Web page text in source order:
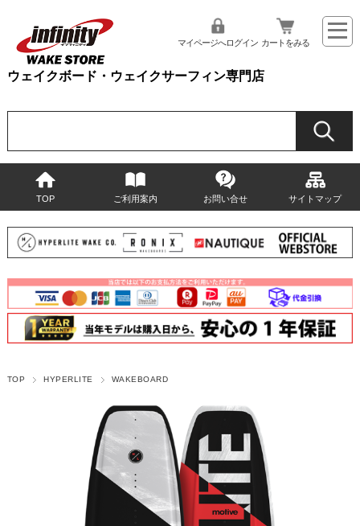
ウェイクボード・ウェイクサーフィン専門店
マイページへログイン カートをみる
TOP ご利用案内 お問い合せ サイトマップ
TOP HYPERLITE WAKEBOARD